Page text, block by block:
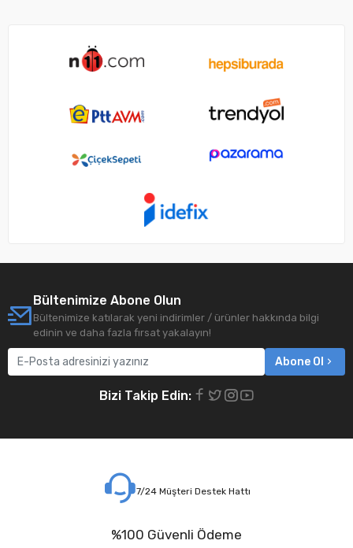
Bültenimize Abone Olun
Bültenimize katılarak yeni indirimler / ürünler hakkında bilgi
edinin ve daha fazla fırsat yakalayın!
Abone Ol
Bizi Takip Edin:
7/24 Müşteri Destek Hattı
%100 Güvenli Ödeme